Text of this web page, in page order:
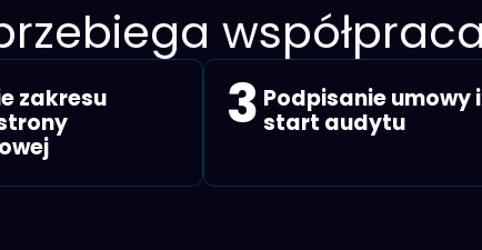
zakresu
3 Podpisanie umowy i
start audytu